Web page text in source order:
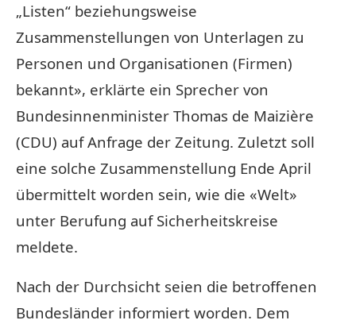
„Listen“ beziehungsweise
Zusammenstellungen von Unterlagen zu
Personen und Organisationen (Firmen)
bekannt», erklärte ein Sprecher von
Bundesinnenminister Thomas de Maizière
(CDU) auf Anfrage der Zeitung. Zuletzt soll
eine solche Zusammenstellung Ende April
übermittelt worden sein, wie die «Welt»
unter Berufung auf Sicherheitskreise
meldete.
Nach der Durchsicht seien die betroffenen
Bundesländer informiert worden. Dem